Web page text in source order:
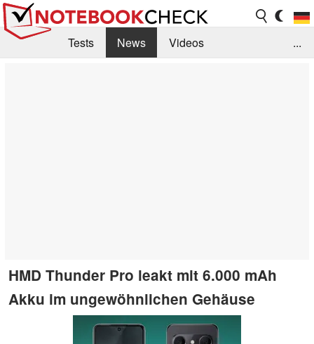
Tests News
Videos
...
HMD Thunder Pro leakt mit 6.000 mAh
Akku im ungewöhnlichen Gehäuse